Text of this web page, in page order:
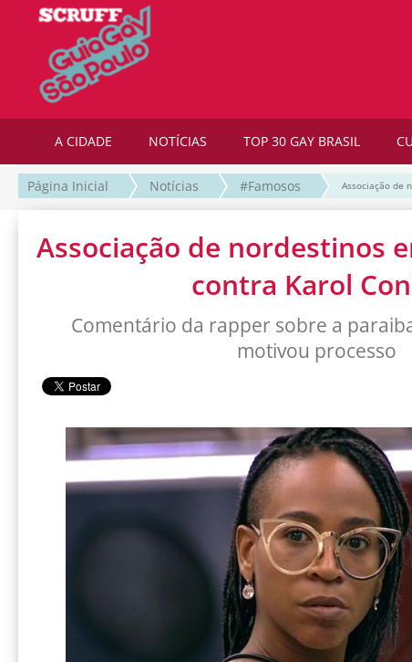
A CIDADE NOTÍCIAS TOP 30 GAY BRASIL
Página Inicial Notícias #Famosos Associação de
Associação de nordestinos
contra Karol
Comentário da rapper sobre a
motivou processo